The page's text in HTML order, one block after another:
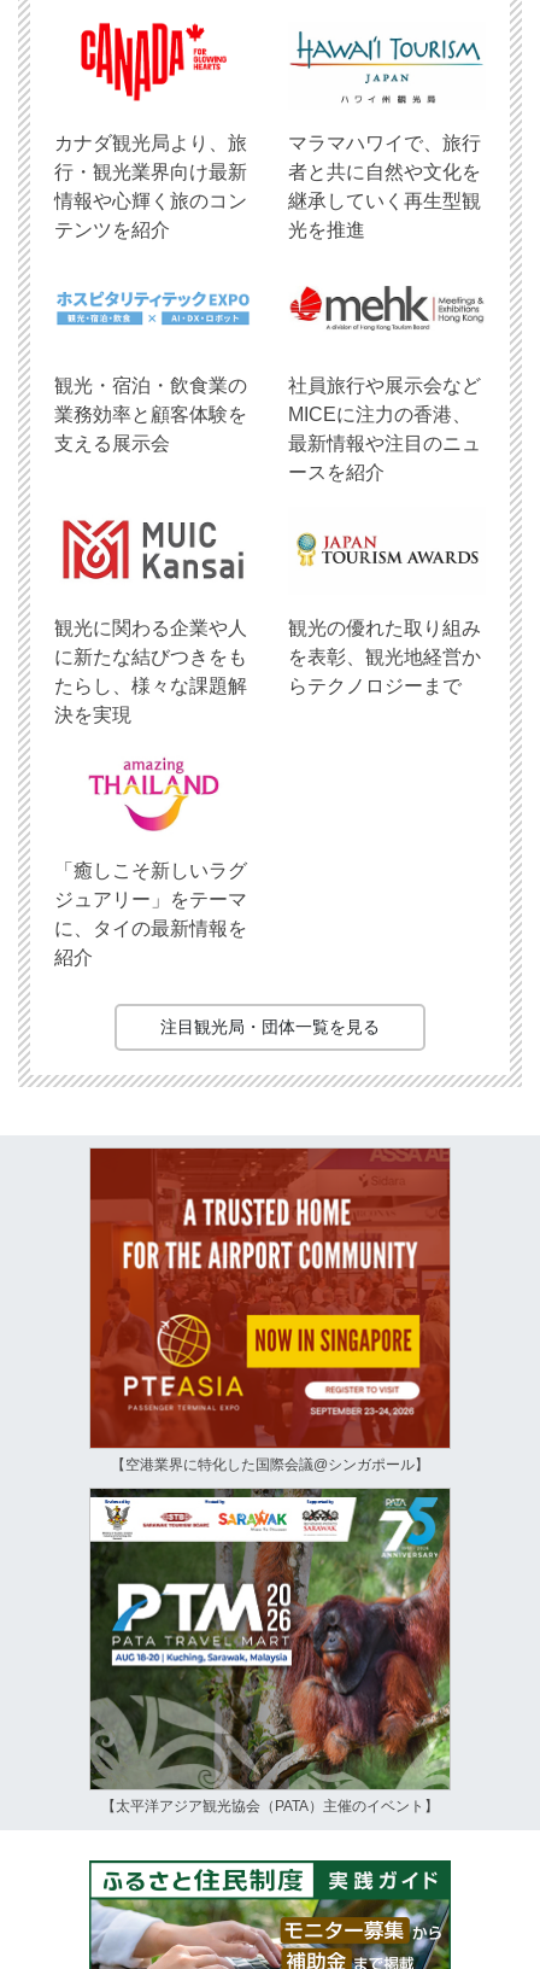
​カナダ観光局より、旅
行・観光業界向け最新
情報や心輝く旅のコン
テンツを紹介
マラマハワイで、旅行
者と共に自然や文化を
継承していく再生型観
光を推進
観光・宿泊・飲食業の
業務効率と顧客体験を
支える展示会
社員旅行や展示会など
MICEに注力の香港、
最新情報や注目のニュ
ースを紹介
観光に関わる企業や人
に新たな結びつきをも
たらし、様々な課題解
決を実現
観光の優れた取り組み
を表彰、観光地経営か
らテクノロジーまで
「癒しこそ新しいラグ
ジュアリー」をテーマ
に、タイの最新情報を
紹介
注目観光局・団体一覧を見る
【空港業界に特化した国際会議@シンガポール】
【太平洋アジア観光協会（PATA）主催のイベント】